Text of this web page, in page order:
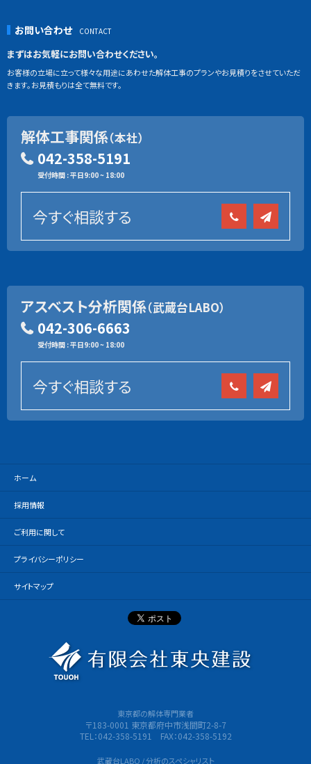
お問い合わせ
まずはお気軽にお問い合わせください。
お客様の立場に立って様々な用途にあわせた解体工事のプランやお見積りをさせていただ
きます。お見積もりは全て無料です。
解体工事関係（本社）
042-358-5191
受付時間 : 平日9:00 ~ 18:00
今すぐ相談する
アスベスト分析関係（武蔵台LABO）
042-306-6663
受付時間 : 平日9:00 ~ 18:00
今すぐ相談する
ホーム
採用情報
ご利用に関して
プライバシーポリシー
サイトマップ
東京都の解体専門業者
〒183-0001 東京都府中市浅間町2-8-7
TEL：042-358-5191 FAX：042-358-5192
武蔵台LABO / 分析のスペシャリスト